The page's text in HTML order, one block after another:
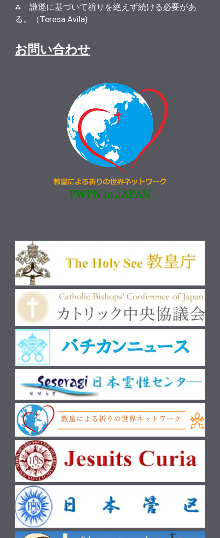
⁂ 謙遜に基づいて祈りを絶えず続ける必要があ
る。（Teresa Avila)
お問い合わせ